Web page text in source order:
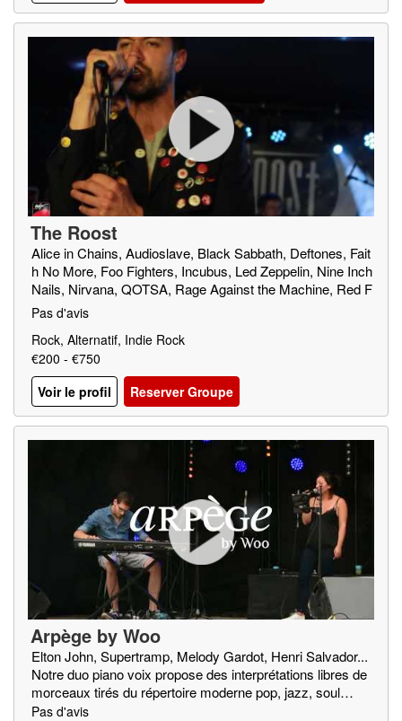
The Roost
Alice in Chains, Audioslave, Black Sabbath, Deftones, Fait
h No More, Foo Fighters, Incubus, Led Zeppelin, Nine Inch
Nails, Nirvana, QOTSA, Rage Against the Machine, Red F
ang, Royal Blood, SOAD, Soundgarden, Triggerfinger, Truc
Pas d'avis
Rock, Alternatif, Indie Rock
€200 - €750
Voir le profil
Reserver Groupe
Arpège by Woo
Elton John, Supertramp, Melody Gardot, Henri Salvador...
Notre duo piano voix propose des interprétations libres de
morceaux tirés du répertoire moderne pop, jazz, soul…
Pas d'avis